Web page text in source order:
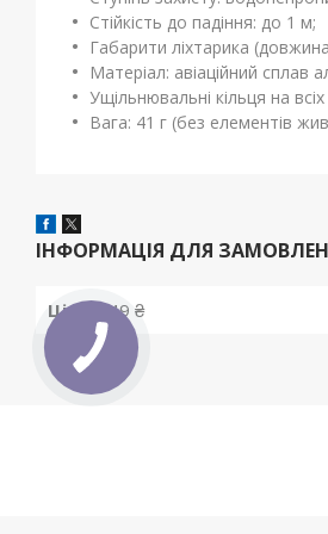
Стійкість до падіння: до 1 м;
Габарити ліхтарика
Матеріал: авіаційний сплав
Ущільнювальні кільця на
Вага: 41 г (без елементів
ІНФОРМАЦІЯ ДЛЯ
Ціна: 949 ₴